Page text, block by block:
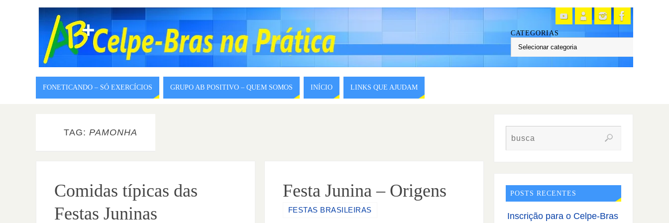
CATEGORIAS
FONETICANDO – SÓ EXERCÍCIOS GRUPO AB POSITIVO – QUEM SOMOS INÍCIO LINKS QUE AJUDAM
TAG: PAMONHA
Comidas típicas das
Festas Juninas
Festa Junina – Origens
FESTAS BRASILEIRAS
POSTS RECENTES
Inscrição para o Celpe-Bras